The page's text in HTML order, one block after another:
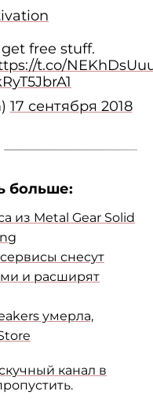
free stuff.
t.co/
17 сентября 2018
больше:
из Metal Gear Solid
снесут
и расширят
умерла,
канал в